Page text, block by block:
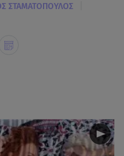
ΣΤΑΜΑΤΟΠΟΥΛΟΣ